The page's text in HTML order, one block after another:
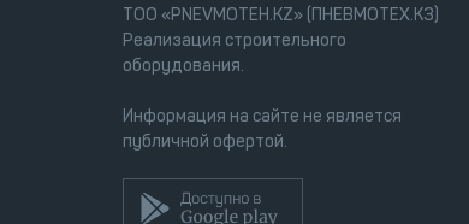
ТОО «PNEVMOTEH.KZ» (ПНЕВМОТЕХ.КЗ)
Реализация строительного
оборудования.
Информация на сайте не является
публичной офертой.